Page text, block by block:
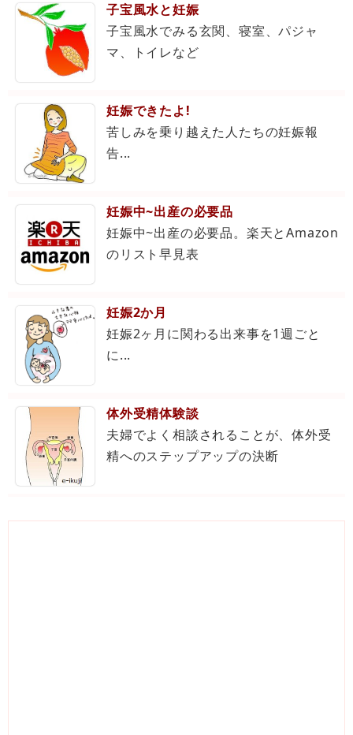
子宝風水と妊娠
子宝風水でみる玄関、寝室、パジャ
マ、トイレなど
妊娠できたよ!
苦しみを乗り越えた人たちの妊娠報
告...
妊娠中~出産の必要品
妊娠中~出産の必要品。楽天とAmazon
のリスト早見表
妊娠2か月
妊娠2ヶ月に関わる出来事を1週ごと
に...
体外受精体験談
夫婦でよく相談されることが、体外受
精へのステップアップの決断